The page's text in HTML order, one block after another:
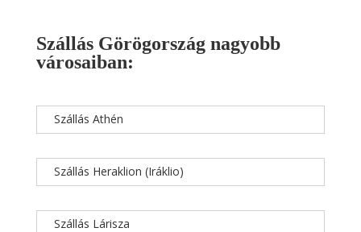
Szállás Görögország nagyobb
városaiban:
Szállás Athén
Szállás Heraklion (Iráklio)
Szállás Lárisza